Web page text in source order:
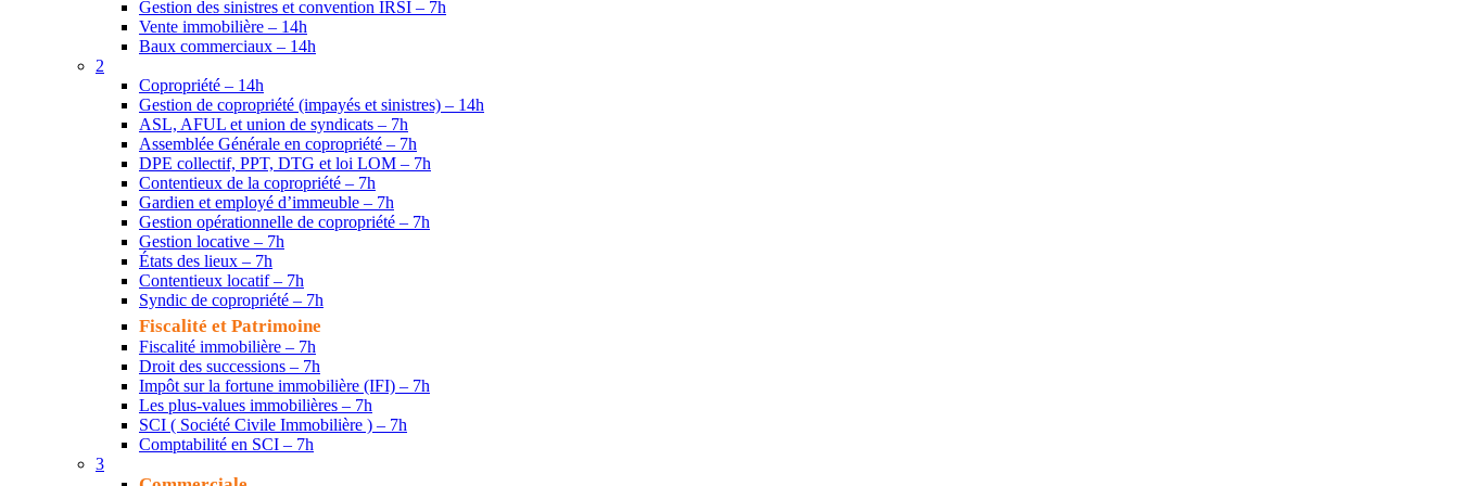
Gestion des sinistres et convention IRSI – 7h
Vente immobilière – 14h
Baux commerciaux – 14h
2
Copropriété – 14h
Gestion de copropriété (impayés et sinistres) – 14h
ASL, AFUL et union de syndicats – 7h
Assemblée Générale en copropriété – 7h
DPE collectif, PPT, DTG et loi LOM – 7h
Contentieux de la copropriété – 7h
Gardien et employé d’immeuble – 7h
Gestion opérationnelle de copropriété – 7h
Gestion locative – 7h
États des lieux – 7h
Contentieux locatif – 7h
Syndic de copropriété – 7h
Fiscalité et Patrimoine
Fiscalité immobilière – 7h
Droit des successions – 7h
Impôt sur la fortune immobilière (IFI) – 7h
Les plus-values immobilières – 7h
SCI ( Société Civile Immobilière ) – 7h
Comptabilité en SCI – 7h
3